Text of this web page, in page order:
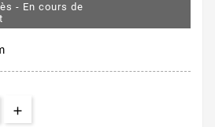
- En cours de